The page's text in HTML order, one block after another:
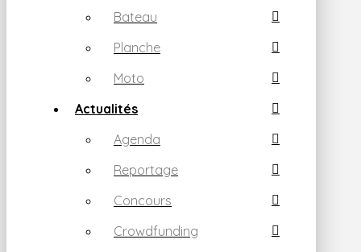
Bateau
Planche
Moto
Actualités
Agenda
Reportage
Concours
Crowdfunding